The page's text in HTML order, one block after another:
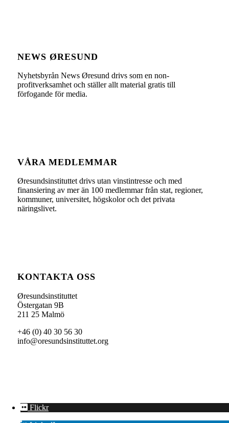
NEWS ØRESUND
Nyhetsbyrån News Øresund drivs som en non-
profitverksamhet och ställer allt material gratis till
förfogande för media.
VÅRA MEDLEMMAR
Øresundsinstituttet drivs utan vinst­intresse och med
finansiering av mer än 100 medlemmar från stat, regioner,
kommuner, universitet, högskolor och det privata
näringslivet.
KONTAKTA OSS
Øresundsinstituttet
Östergatan 9B
211 25 Malmö
+46 (0) 40 30 56 30
info@oresundsinstituttet.org
Flickr